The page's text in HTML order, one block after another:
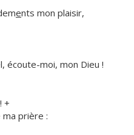
ents mon plaisir,
écoute-moi, mon Dieu !
+
ma prière :